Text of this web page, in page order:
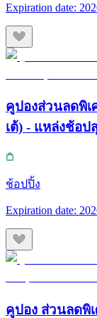
Expiration date:
คูปองส่วนลดพิเ
เต้) - แหล่งช้อ
ช้อปปิ้ง
Expiration date:
คูปอง ส่วนลดพิ